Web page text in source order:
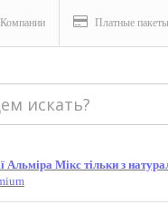
Компании Платные пакеты
Мікс тільки з